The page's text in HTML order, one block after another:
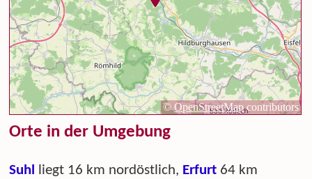
Orte in der Umgebung
Suhl liegt 16 km nordöstlich, Erfurt 64 km